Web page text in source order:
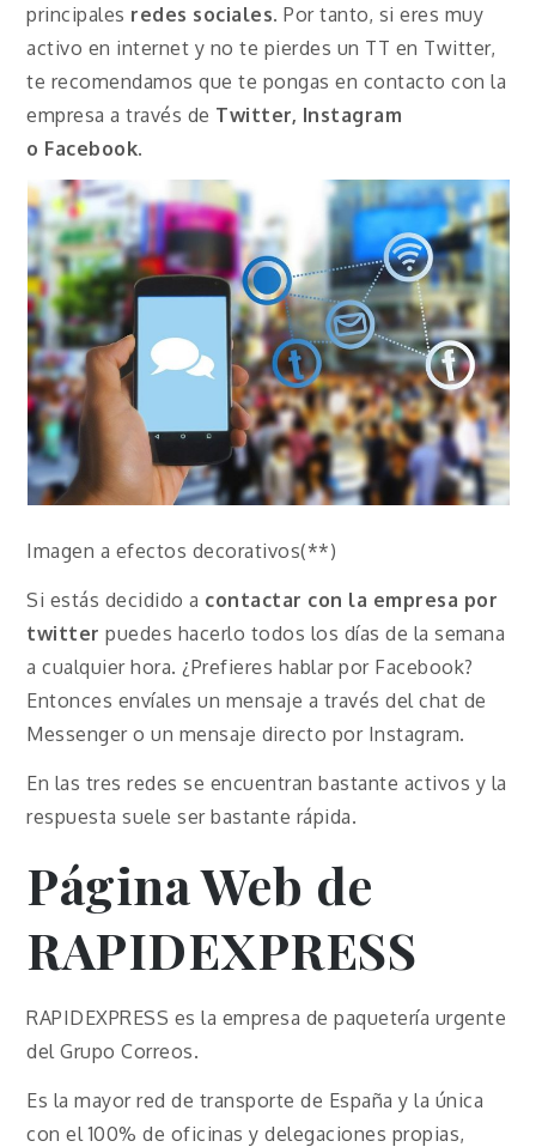
principales redes sociales. Por tanto, si eres muy
activo en internet y no te pierdes un TT en Twitter,
te recomendamos que te pongas en contacto con la
empresa a través de Twitter, Instagram
o Facebook.
Imagen a efectos decorativos(**)
Si estás decidido a contactar con la empresa por
twitter puedes hacerlo todos los días de la semana
a cualquier hora. ¿Prefieres hablar por Facebook?
Entonces envíales un mensaje a través del chat de
Messenger o un mensaje directo por Instagram.
En las tres redes se encuentran bastante activos y la
respuesta suele ser bastante rápida.
Página Web de
RAPIDEXPRESS
RAPIDEXPRESS es la empresa de paquetería urgente
del Grupo Correos.
Es la mayor red de transporte de España y la única
con el 100% de oficinas y delegaciones propias,